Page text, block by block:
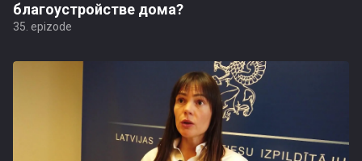
благоустройстве дома?
35. epizode